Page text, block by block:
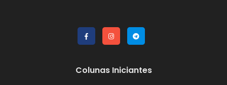
Colunas Iniciantes